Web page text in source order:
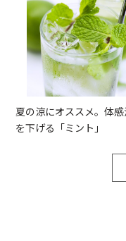
夏の涼にオススメ。体
を下げる「ミント」